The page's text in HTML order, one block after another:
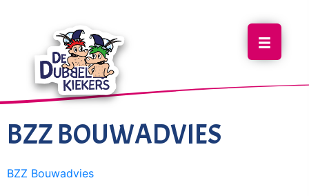
BZZ BOUWADVIES
BZZ Bouwadvies